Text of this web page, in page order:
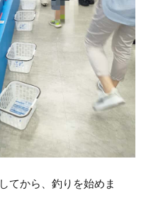
てから、釣りを始めま